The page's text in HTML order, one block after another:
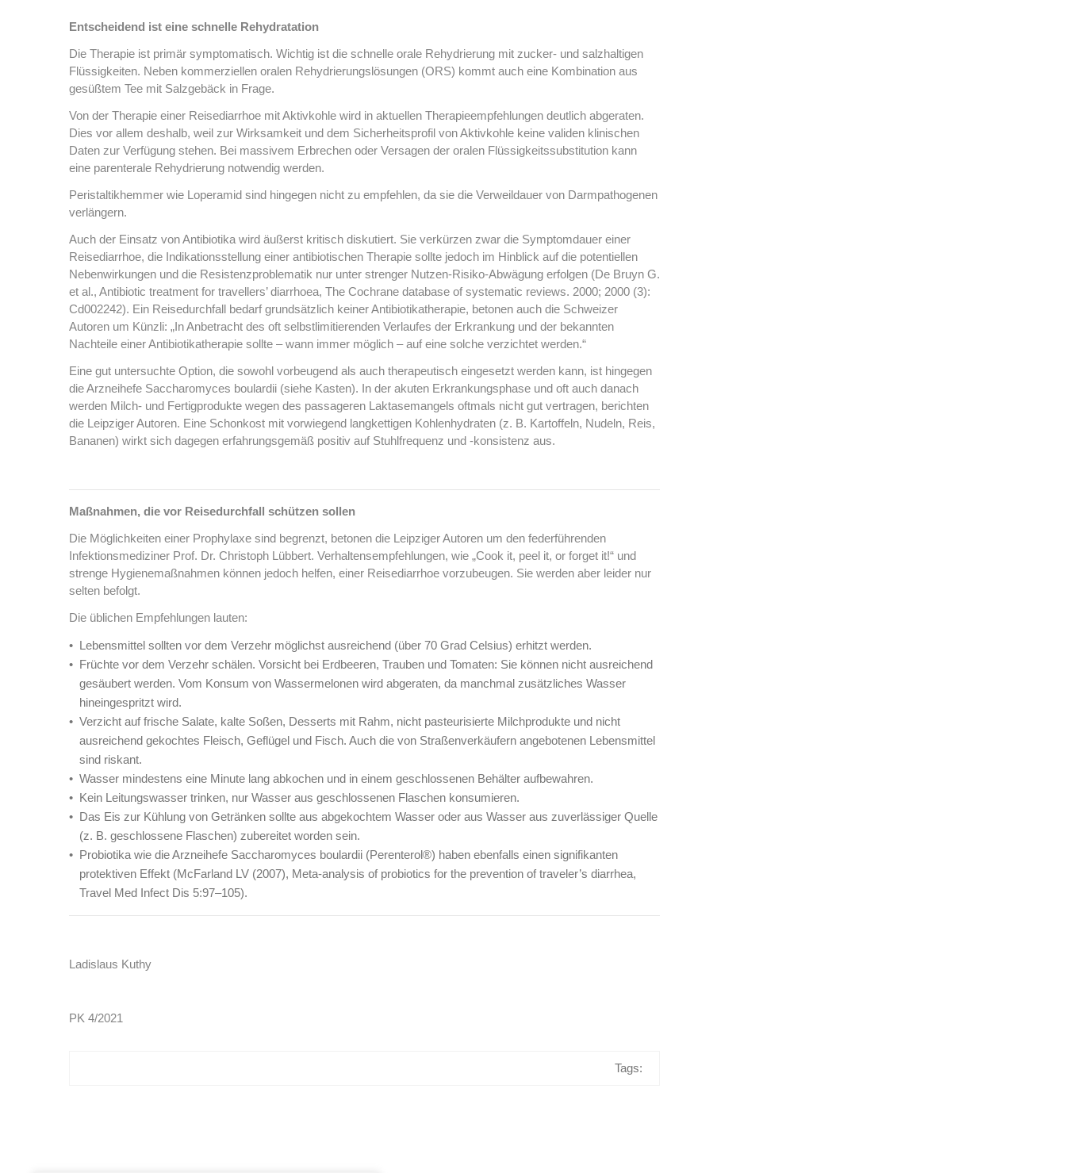
Entscheidend ist eine schnelle Rehydratation
Die Therapie ist primär symptomatisch. Wichtig ist die schnelle orale Rehydrierung mit zucker- und salzhaltigen
Flüssigkeiten. Neben kommerziellen oralen Rehydrierungslösungen (ORS) kommt auch eine Kombination aus
gesüßtem Tee mit Salzgebäck in Frage.
Von der Therapie einer Reisediarrhoe mit Aktivkohle wird in aktuellen Therapieempfehlungen deutlich abgeraten.
Dies vor allem deshalb, weil zur Wirksamkeit und dem Sicherheitsprofil von Aktivkohle keine validen klinischen
Daten zur Verfügung stehen. Bei massivem Erbrechen oder Versagen der oralen Flüssigkeitssubstitution kann
eine parenterale Rehydrierung notwendig werden.
Peristaltikhemmer wie Loperamid sind hingegen nicht zu empfehlen, da sie die Verweildauer von Darmpathogenen
verlängern.
Auch der Einsatz von Antibiotika wird äußerst kritisch diskutiert. Sie verkürzen zwar die Symptomdauer einer
Reisediarrhoe, die Indikationsstellung einer antibiotischen Therapie sollte jedoch im Hinblick auf die potentiellen
Nebenwirkungen und die Resistenzproblematik nur unter strenger Nutzen-Risiko-Abwägung erfolgen (De Bruyn G.
et al., Antibiotic treatment for travellers’ diarrhoea, The Cochrane database of systematic reviews. 2000; 2000 (3):
Cd002242). Ein Reisedurchfall bedarf grundsätzlich keiner Antibiotikatherapie, betonen auch die Schweizer
Autoren um Künzli: „In Anbetracht des oft selbstlimitierenden Verlaufes der Erkrankung und der bekannten
Nachteile einer Antibiotikatherapie sollte – wann immer möglich – auf eine solche verzichtet werden.“
Eine gut untersuchte Option, die sowohl vorbeugend als auch therapeutisch eingesetzt werden kann, ist hingegen
die Arzneihefe Saccharomyces boulardii (siehe Kasten). In der akuten Erkrankungsphase und oft auch danach
werden Milch- und Fertigprodukte wegen des passageren Laktasemangels oftmals nicht gut vertragen, berichten
die Leipziger Autoren. Eine Schonkost mit vorwiegend langkettigen Kohlenhydraten (z. B. Kartoffeln, Nudeln, Reis,
Bananen) wirkt sich dagegen erfahrungsgemäß positiv auf Stuhlfrequenz und -konsistenz aus.
Maßnahmen, die vor Reisedurchfall schützen sollen
Die Möglichkeiten einer Prophylaxe sind begrenzt, betonen die Leipziger Autoren um den federführenden
Infektionsmediziner Prof. Dr. Christoph Lübbert. Verhaltensempfehlungen, wie „Cook it, peel it, or forget it!“ und
strenge Hygienemaßnahmen können jedoch helfen, einer Reisediarrhoe vorzubeugen. Sie werden aber leider nur
selten befolgt.
Die üblichen Empfehlungen lauten:
Lebensmittel sollten vor dem Verzehr möglichst ausreichend (über 70 Grad Celsius) erhitzt werden.
Früchte vor dem Verzehr schälen. Vorsicht bei Erdbeeren, Trauben und Tomaten: Sie können nicht ausreichend
gesäubert werden. Vom Konsum von Wassermelonen wird abgeraten, da manchmal zusätzliches Wasser
hineingespritzt wird.
Verzicht auf frische Salate, kalte Soßen, Desserts mit Rahm, nicht pasteurisierte Milchprodukte und nicht
ausreichend gekochtes Fleisch, Geflügel und Fisch. Auch die von Straßenverkäufern angebotenen Lebensmittel
sind riskant.
Wasser mindestens eine Minute lang abkochen und in einem geschlossenen Behälter aufbewahren.
Kein Leitungswasser trinken, nur Wasser aus geschlossenen Flaschen konsumieren.
Das Eis zur Kühlung von Getränken sollte aus abgekochtem Wasser oder aus Wasser aus zuverlässiger Quelle
(z. B. geschlossene Flaschen) zubereitet worden sein.
Probiotika wie die Arzneihefe Saccharomyces boulardii (Perenterol®) haben ebenfalls einen signifikanten
protektiven Effekt (McFarland LV (2007), Meta-analysis of probiotics for the prevention of traveler’s diarrhea,
Travel Med Infect Dis 5:97–105).
Ladislaus Kuthy
PK 4/2021
Tags: